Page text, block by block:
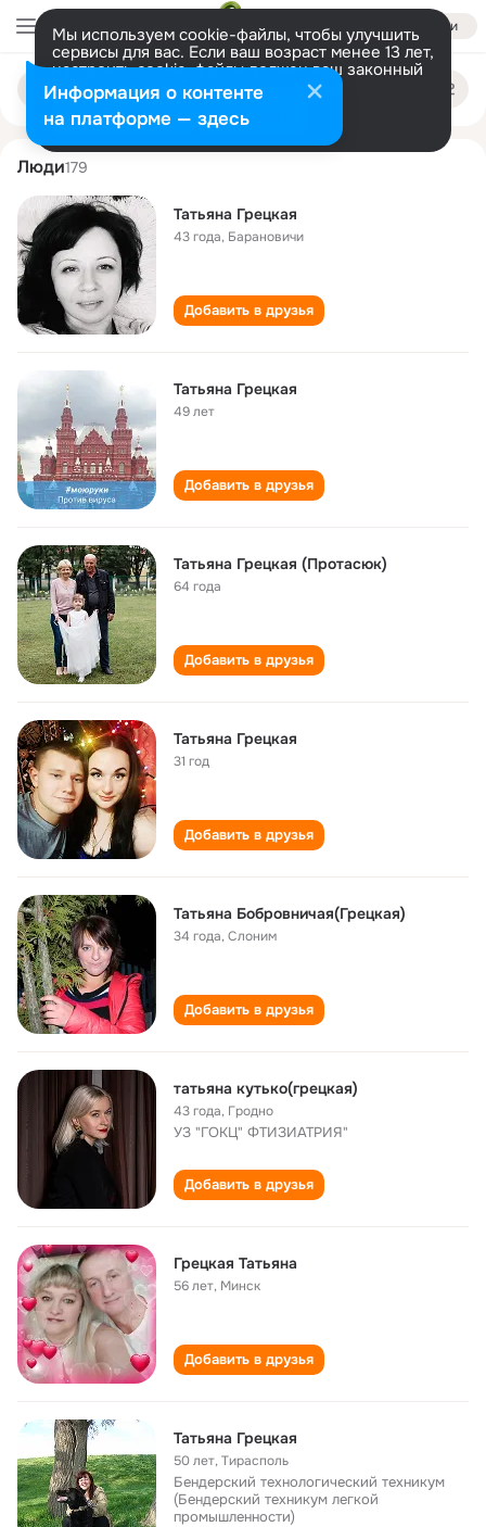
Войти
Мы используем cookie-файлы, чтобы улучшить
сервисы для вас. Если ваш возраст менее 13 лет,
настроить cookie-файлы должен ваш законный
представитель. Больше информации
Разрешить все Настроить
Поиск
людям
tatyana gretskaya
Люди179
Татьяна Грецкая
43 года, Барановичи
Добавить в друзья
Татьяна Грецкая
49 лет
Добавить в друзья
Татьяна Грецкая (Протасюк)
64 года
Добавить в друзья
Татьяна Грецкая
31 год
Добавить в друзья
Татьяна Бобровничая(Грецкая)
34 года,Слоним
Добавить в друзья
татьяна кутько(грецкая)
43 года, Гродно
УЗ "ГОКЦ" ФТИЗИАТРИЯ"
Добавить в друзья
Грецкая Татьяна
56 лет, Минск
Добавить в друзья
Татьяна Грецкая
50 лет,Тирасполь
Бендерский технологический техникум
(Бендерский техникум легкой
промышленности)
Информация о контенте
на платформе — здесь